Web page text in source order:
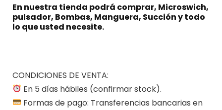
En nuestra tienda podrá comprar, Microswich,
pulsador, Bombas, Manguera, Succión y todo
lo que usted necesite.
CONDICIONES DE VENTA:
En 5 días hábiles (confirmar stock).
Formas de pago: Transferencias bancarias en